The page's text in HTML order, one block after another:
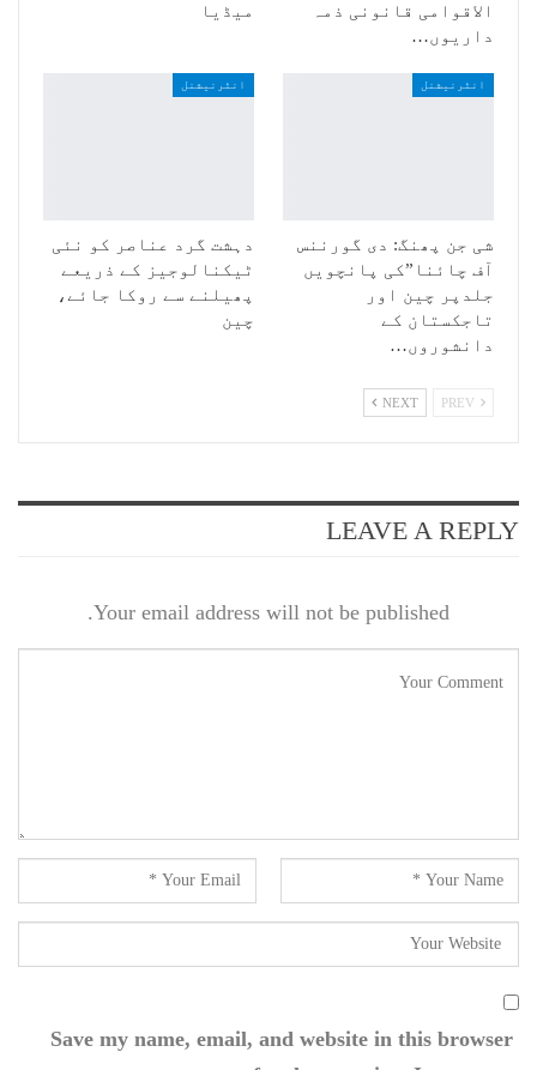
الاقوامی قانونی ذمہ
داریوں…
میڈیا
انٹرنیشنل
شی جن پھنگ: دی گورننس
آف چائنا”کی پانچویں
جلدپر چین اور
تاجکستان کے
دانشوروں…
انٹرنیشنل
دہشت گرد عناصر کو نئی
ٹیکنالوجیز کے ذریعے
پھیلنے سے روکا جائے،
چین
NEXT
LEAVE A REPLY
Your email address will not be published.
Save my name, email, and website in this browser